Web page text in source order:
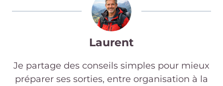
Laurent
Je partage des conseils simples pour mieux
préparer ses sorties, entre organisation à la